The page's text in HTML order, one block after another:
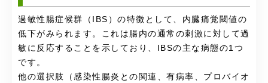
過敏性腸症候群（IBS）の特徴として、内臓痛覚閾値の
低下がみられます。これは腸内の通常の刺激に対して過
敏に反応することを示しており、IBSの主な病態の1つ
です。
他の選択肢（感染性腸炎との関連、有病率、プロバイオ